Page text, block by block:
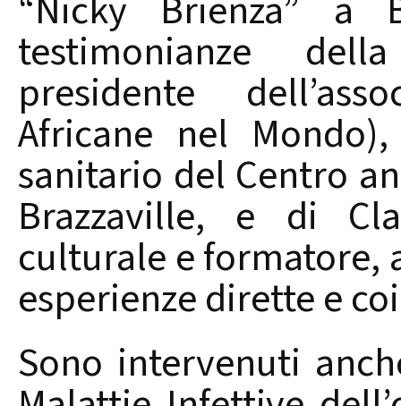
testimonianze
presidente
Africane nel
sanitario del Centro
Brazzaville, e di
culturale e
esperienze dirette e
Sono intervenuti